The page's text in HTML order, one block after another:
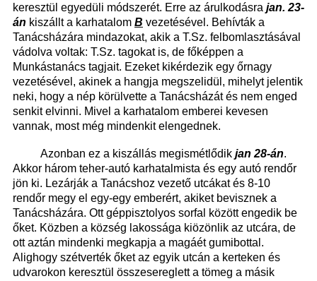
keresztül egyedüli módszerét. Erre az árulkodásra jan. 23-
án kiszállt a karhatalom B vezetésével. Behívták a
Tanácsházára mindazokat, akik a T.Sz. felbomlasztásával
vádolva voltak: T.Sz. tagokat is, de főképpen a
Munkástanács tagjait. Ezeket kikérdezik egy őrnagy
vezetésével, akinek a hangja megszelidül, mihelyt jelentik
neki, hogy a nép körülvette a Tanácsházát és nem enged
senkit elvinni. Mivel a karhatalom emberei kevesen
vannak, most még mindenkit elengednek.
Azonban ez a kiszállás megismétlődik jan 28-án.
Akkor három teher-autó karhatalmista és egy autó rendőr
jön ki. Lezárják a Tanácshoz vezető utcákat és 8-10
rendőr megy el egy-egy emberért, akiket bevisznek a
Tanácsházára. Ott géppisztolyos sorfal között engedik be
őket. Közben a község lakossága kiözönlik az utcára, de
ott aztán mindenki megkapja a magáét gumibottal.
Alighogy szétverték őket az egyik utcán a kerteken és
udvarokon keresztül összesereglett a tömeg a másik